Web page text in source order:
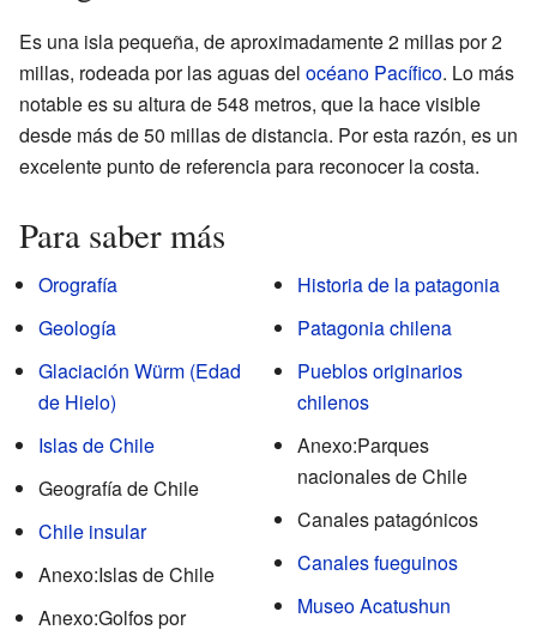
Es una isla pequeña, de aproximadamente 2 millas por 2
millas, rodeada por las aguas del océano Pacífico. Lo más
notable es su altura de 548 metros, que la hace visible
desde más de 50 millas de distancia. Por esta razón, es un
excelente punto de referencia para reconocer la costa.
Para saber más
Orografía
Geología
Glaciación Würm (Edad
de Hielo)
Islas de Chile
Geografía de Chile
Chile insular
Anexo:Islas de Chile
Anexo:Golfos por
Historia de la patagonia
Patagonia chilena
Pueblos originarios
chilenos
Anexo:Parques
nacionales de Chile
Canales patagónicos
Canales fueguinos
Museo Acatushun